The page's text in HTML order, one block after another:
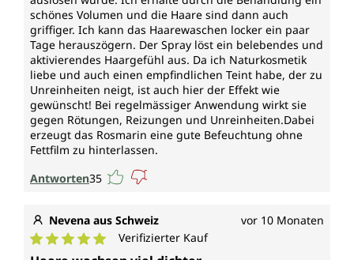
Jede Flasche Bio Rosmarin Tonikum von Unimedica
enthält 100 ml Rosmarinwasser.
Vegan und ohne folgende Zusatzstoffe
Das Bio Rosmarin Tonikum von Unimedica ist frei
von Konservierungsstoffen, weiterhin ohne Zusätze
wie Farbstoffe, Stabilisatoren sowie ohne Gentechnik
und vegan.
schönes Volumen und die Haare sind dann auch
griffiger. Ich kann das Haarewaschen locker ein paar
Tage herauszögern. Der Spray löst ein belebendes und
aktivierendes Haargefühl aus. Da ich Naturkosmetik
liebe und auch einen empfindlichen Teint habe, der zu
Unreinheiten neigt, ist auch hier der Effekt wie
gewünscht! Bei regelmässiger Anwendung wirkt sie
gegen Rötungen, Reizungen und Unreinheiten.Dabei
erzeugt das Rosmarin eine gute Befeuchtung ohne
Fettfilm zu hinterlassen.
Antworten35
Nevena aus Schweiz vor 10 Monaten
Durchschnittliche Bewertung von 5 von 5 Sternen
Verifizierter Kauf